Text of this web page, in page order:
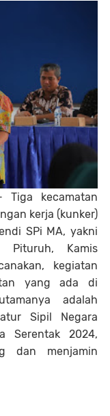
Tiga kecamatan
kerja (kunker)
SPi MA, yakni
Pituruh, Kamis
kegiatan
yang ada di
adalah
Sipil Negara
Serentak 2024,
dan menjamin